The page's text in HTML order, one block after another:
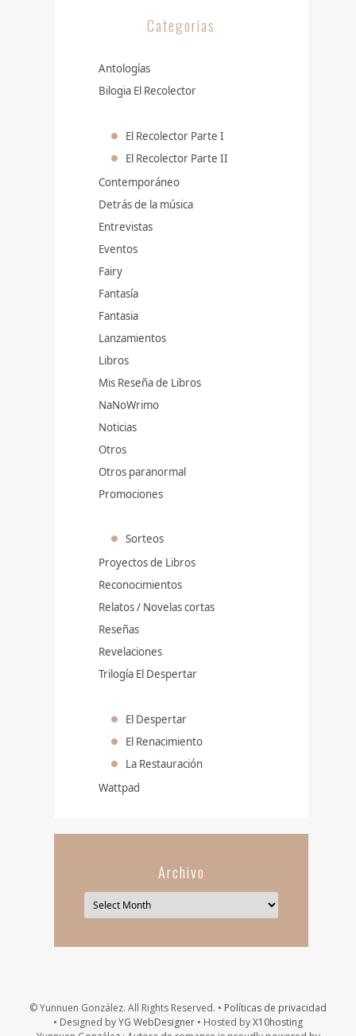
Categorias
Antologías
Bilogia El Recolector
El Recolector Parte I
El Recolector Parte II
Contemporáneo
Detrás de la música
Entrevistas
Eventos
Fairy
Fantasía
Fantasia
Lanzamientos
Libros
Mis Reseña de Libros
NaNoWrimo
Noticias
Otros
Otros paranormal
Promociones
Sorteos
Proyectos de Libros
Reconocimientos
Relatos / Novelas cortas
Reseñas
Revelaciones
Trilogía El Despertar
El Despertar
El Renacimiento
La Restauración
Wattpad
Archivo
© Yunnuen González. All Rights Reserved. • Políticas de privacidad
• Designed byYG WebDesigner • Hosted byX10hosting